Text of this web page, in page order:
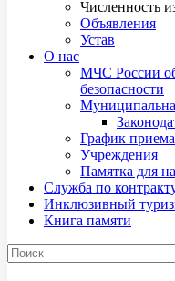
Численность
Объявления
Устав
О нас
МЧС России
безопасности
График
Учреждения
Памятка для
Служба по
Инклюзивный
Книга памяти